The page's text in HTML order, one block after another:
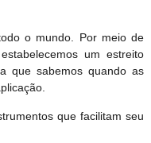
o mundo. Por meio de
um estreito
que sabemos quando as
que facilitam seu